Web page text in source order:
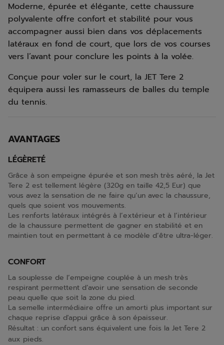
Moderne, épurée et élégante, cette chaussure
polyvalente offre confort et stabilité pour vous
accompagner aussi bien dans vos déplacements
latéraux en fond de court, que lors de vos courses
vers l’avant pour conclure les points à la volée.
Conçue pour voler sur le court, la JET Tere 2
équipera aussi les ramasseurs de balles du temple
du tennis.
AVANTAGES
LÉGÈRETÉ
Grâce à son empeigne épurée et son mesh très aéré, la Jet
Tere 2 est tellement légère (320g en taille 42,5 Eur) que
vous avez la sensation de ne faire qu’un avec la chaussure,
quels que soient vos mouvements.
Les renforts latéraux intégrés à l’extérieur et à l’intérieur
de la chaussure permettent de gagner en stabilité et en
maintien tout en permettant à ce modèle d’être ultra-léger.
CONFORT
La souplesse de l’empeigne couplée à un mesh très
respirant permettent d’avoir une sensation de seconde
peau quelle que soit la zone du pied.
La semelle intermédiaire offre un amorti plus important sur
chaque reprise d'appui grâce à son épaisseur.
Résultat : un confort sans équivalent une fois la Jet Tere 2
aux pieds.